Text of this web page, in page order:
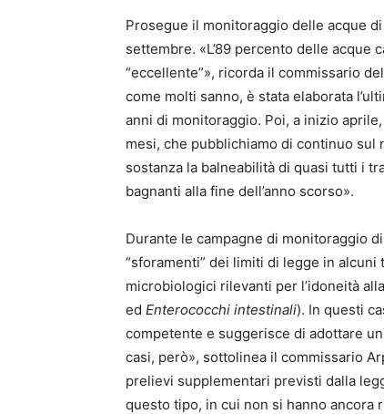
Prosegue il monitoraggio delle acque
settembre. «L’89 percento delle acque
“eccellente”», ricorda il commissario
come molti sanno, è stata elaborata
anni di monitoraggio. Poi, a inizio
mesi, che pubblichiamo di continuo sul
sostanza la balneabilità di quasi tutti i
bagnanti alla fine dell’anno scorso».
Durante le campagne di monitoraggio
“sforamenti” dei limiti di legge in
microbiologici rilevanti per l’idoneità
ed Enterococchi intestinali). In questi
competente e suggerisce di adottare
casi, però», sottolinea il commissario
prelievi supplementari previsti dalla
questo tipo, in cui non si hanno ancora